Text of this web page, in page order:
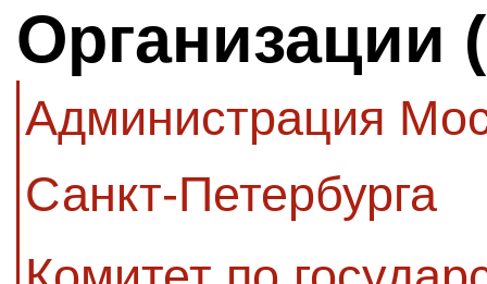
Организации
Администрация
Санкт-Петербурга